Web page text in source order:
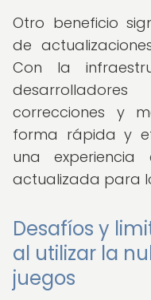
Otro beneficio
de
Con la
correcciones y
forma rápida y
una
actualizada para
Desafíos y
al utilizar la
juegos